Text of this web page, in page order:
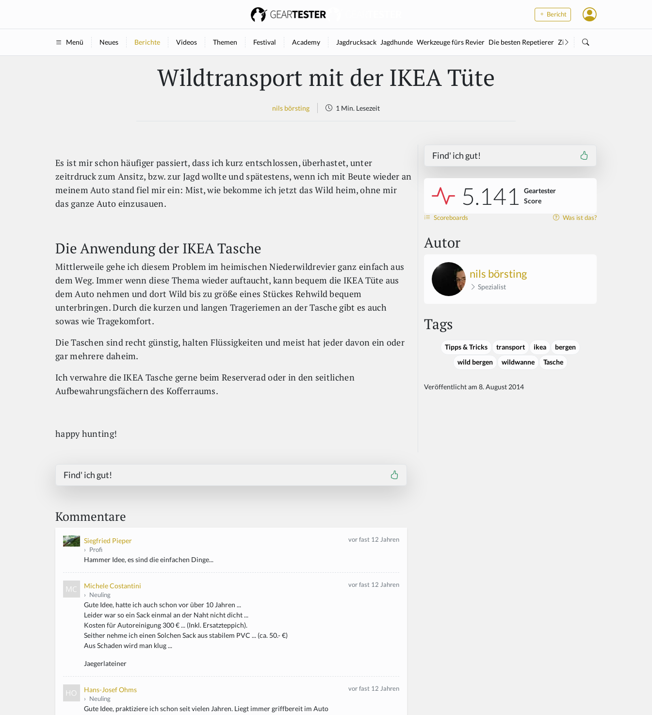
Bericht
Menü Neues Berichte Videos Themen Festival Academy Jagdrucksack Jagdhunde Werkzeuge fürs Revier Die besten Repetierer Zielstock
Wildtransport mit der IKEA Tüte
nils börsting 1 Min. Lesezeit
Es ist mir schon häufiger passiert, dass ich kurz entschlossen, überhastet, unter
zeitrdruck zum Ansitz, bzw. zur Jagd wollte und spätestens, wenn ich mit Beute wieder an
meinem Auto stand fiel mir ein: Mist, wie bekomme ich jetzt das Wild heim, ohne mir
das ganze Auto einzusauen.
Die Anwendung der IKEA Tasche
Mittlerweile gehe ich diesem Problem im heimischen Niederwildrevier ganz einfach aus
dem Weg. Immer wenn diese Thema wieder auftaucht, kann bequem die IKEA Tüte aus
dem Auto nehmen und dort Wild bis zu größe eines Stückes Rehwild bequem
unterbringen. Durch die kurzen und langen Trageriemen an der Tasche gibt es auch
sowas wie Tragekomfort.
Die Taschen sind recht günstig, halten Flüssigkeiten und meist hat jeder davon ein oder
gar mehrere daheim.
Ich verwahre die IKEA Tasche gerne beim Reserverad oder in den seitlichen
Aufbewahrungsfächern des Kofferraums.
happy hunting!
Find' ich gut!
5.141
Geartester
Score
Scoreboards Was ist das?
Autor
nils börsting
Spezialist
Tags
Tipps & Tricks transport ikea
bergen
wild bergen
wildwanne Tasche
Veröffentlicht am 8. August 2014
Find' ich gut!
Kommentare
Siegfried Pieper
› Profi
vor fast 12 Jahren
Hammer Idee, es sind die einfachen Dinge...
Michele Costantini
› Neuling
vor fast 12 Jahren
Gute Idee, hatte ich auch schon vor über 10 Jahren ...
Leider war so ein Sack einmal an der Naht nicht dicht ...
Kosten für Autoreinigung 300 € ... (Inkl. Ersatzteppich).
Seither nehme ich einen Solchen Sack aus stabilem PVC ... (ca. 50.- €)
Aus Schaden wird man klug ...
Jaegerlateiner
Hans-Josef Ohms
› Neuling
vor fast 12 Jahren
Gute Idee, praktiziere ich schon seit vielen Jahren. Liegt immer griffbereit im Auto